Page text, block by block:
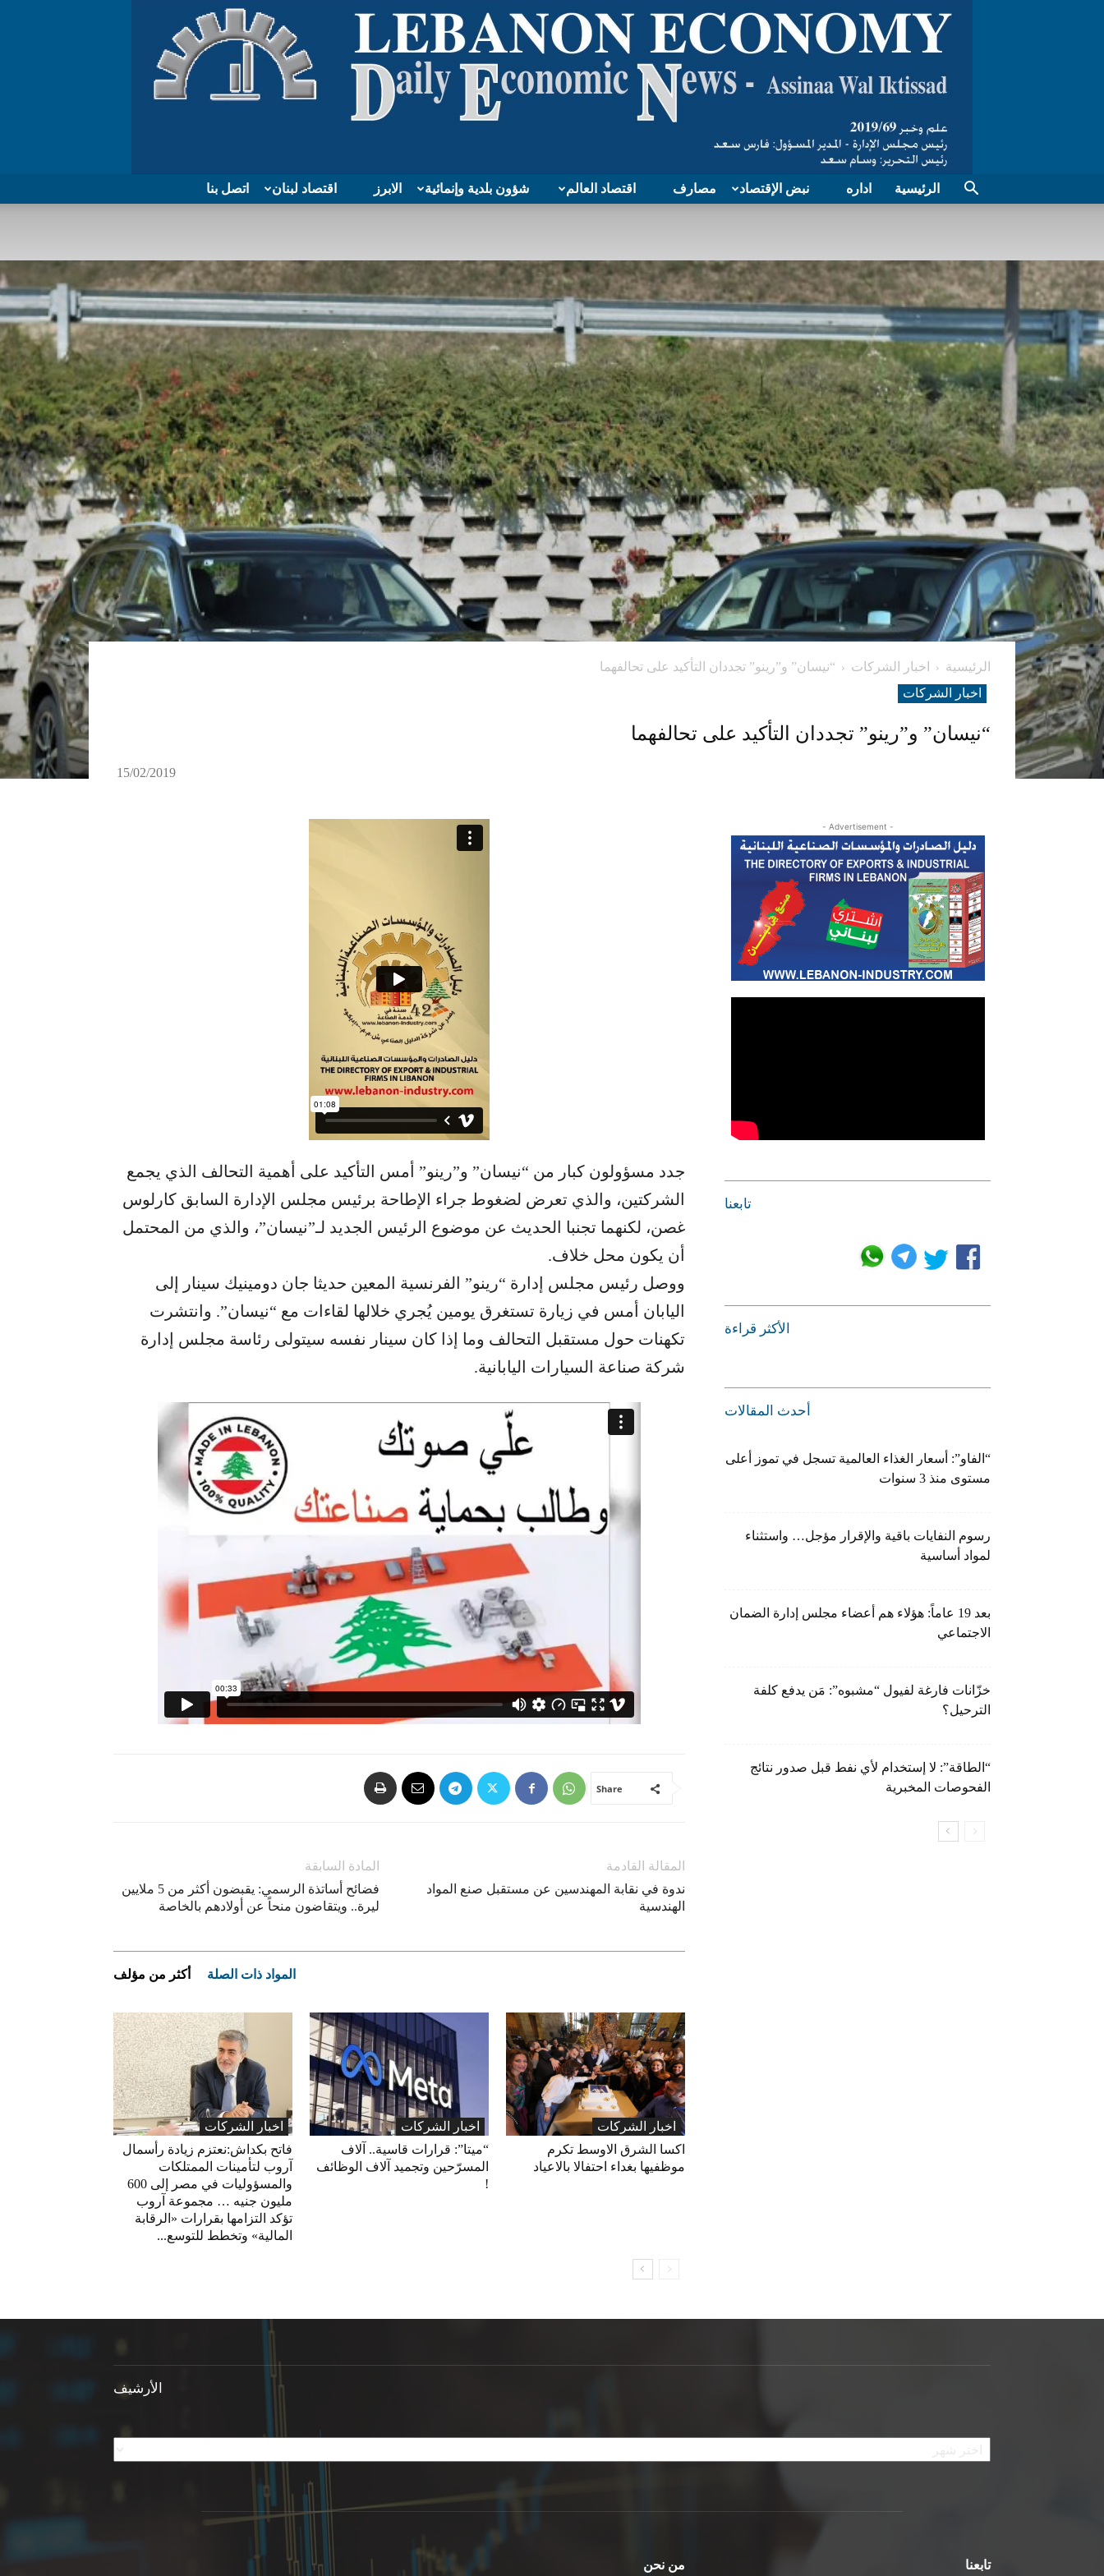
Economy
اتصل بنا اقتصاد لبنان الابرز شؤون بلدية وإنمائية اقتصاد العالم مصارف نبض الإقتصاد اداره الرئيسية
الرئيسية اخبار الشركات
“نيسان” و”رينو” تجددان التأكيد على تحالفهما
اخبار الشركات
“نيسان” و”رينو” تجددان التأكيد على تحالفهما
15/02/2019
جدد مسؤولون كبار من “نيسان” و”رينو” أمس التأكيد على أهمية التحالف الذي يجمع
الشركتين، والذي تعرض لضغوط جراء الإطاحة برئيس مجلس الإدارة السابق كارلوس
غصن، لكنهما تجنبا الحديث عن موضوع الرئيس الجديد لـ”نيسان”، والذي من المحتمل
أن يكون محل خلاف.
ووصل رئيس مجلس إدارة “رينو” الفرنسية المعين حديثا جان دومينيك سينار إلى
اليابان أمس في زيارة تستغرق يومين يُجري خلالها لقاءات مع “نيسان”. وانتشرت
تكهنات حول مستقبل التحالف وما إذا كان سينار نفسه سيتولى رئاسة مجلس إدارة
شركة صناعة السيارات اليابانية.
Share
المادة السابقة
فضائح أساتذة الرسمي: يقبضون أكثر من 5 ملايين
ليرة.. ويتقاضون منحاً عن أولادهم بالخاصة
المقالة القادمة
ندوة في نقابة المهندسين عن مستقبل صنع المواد
الهندسية
المواد ذات الصلة أكثر من مؤلف
اخبار الشركات
فاتح بكداش:نعتزم زيادة رأسمال
آروب لتأمينات الممتلكات
والمسؤوليات في مصر إلى 600
مليون جنيه … مجموعة آروب
تؤكد التزامها بقرارات «الرقابة
المالية» وتخطط للتوسع...
اخبار الشركات
“ميتا”: قرارات قاسية.. آلاف
المسرّحين وتجميد آلاف الوظائف
!
اخبار الشركات
اكسا الشرق الاوسط تكرم
موظفيها بغداء احتفالا بالاعياد
- Advertisement -
تابعنا
الأكثر قراءة
أحدث المقالات
“الفاو”: أسعار الغذاء العالمية تسجل في تموز أعلى
مستوى منذ 3 سنوات
رسوم النفايات باقية والإقرار مؤجل… واستثناء
لمواد أساسية
بعد 19 عاماً: هؤلاء هم أعضاء مجلس إدارة الضمان
الاجتماعي
خزّانات فارغة لفيول “مشبوه”: مَن يدفع كلفة
الترحيل؟
“الطاقة”: لا إستخدام لأي نفط قبل صدور نتائج
الفحوصات المخبرية
الأرشيف
الأرشيف
من نحن تابعنا